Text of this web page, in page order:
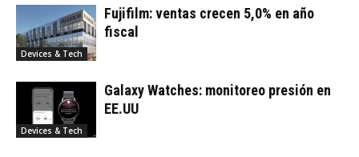
Devices & Tech
Fujifilm: ventas crecen 5,0% en año
fiscal
Devices & Tech
Galaxy Watches: monitoreo presión en
EE.UU